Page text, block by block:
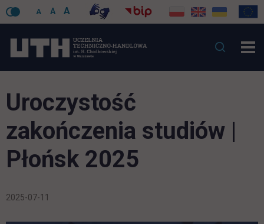
A A A
Uroczystość
zakończenia studiów |
Płońsk 2025
2025-07-11